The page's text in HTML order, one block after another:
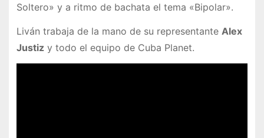
Soltero» y a ritmo de bachata el tema «Bipolar».
Liván trabaja de la mano de su representante Alex
Justizy todo el equipo de Cuba Planet.